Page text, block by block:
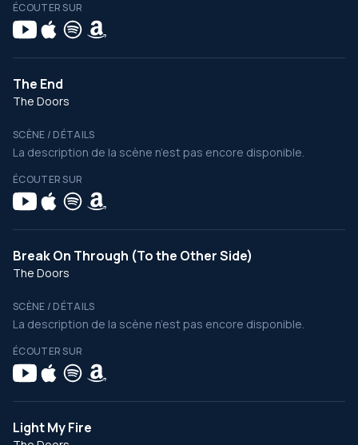
ÉCOUTER SUR
The End
The Doors
SCÈNE / DÉTAILS
La description de la scène n’est pas encore disponible.
ÉCOUTER SUR
Break On Through (To the Other Side)
The Doors
SCÈNE / DÉTAILS
La description de la scène n’est pas encore disponible.
ÉCOUTER SUR
Light My Fire